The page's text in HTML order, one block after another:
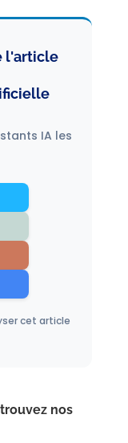
l'article
IA les
cet article
nos